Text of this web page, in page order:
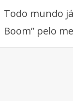
Todo mundo
Boom” pelo